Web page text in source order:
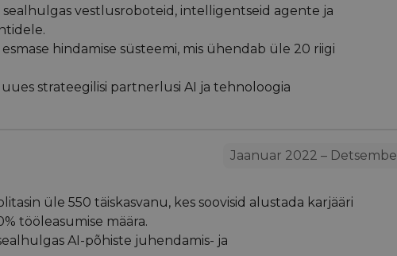
vestlusroboteid, intelligentseid agente ja
hindamise süsteemi, mis ühendab üle 20 riigi
strateegilisi partnerlusi AI ja tehnoloogia
Jaanuar 2022 –
üle 550 täiskasvanu, kes soovisid alustada karjääri
tööleasumise määra.
AI-põhiste juhendamis- ja